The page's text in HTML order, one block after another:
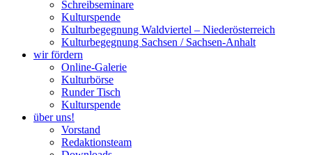
Schreibseminare
Kulturspende
Kulturbegegnung Waldviertel – Niederösterreich
Kulturbegegnung Sachsen / Sachsen-Anhalt
wir fördern
Online-Galerie
Kulturbörse
Runder Tisch
Kulturspende
über uns!
Vorstand
Redaktionsteam